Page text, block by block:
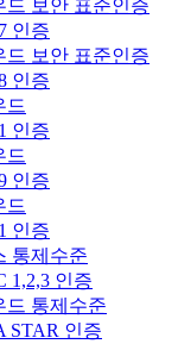
드 보안 표준인증
인증
드 보안 표준인증
인증
드
인증
드
인증
드
인증
통제수준
1,2,3 인증
드 통제수준
STAR 인증